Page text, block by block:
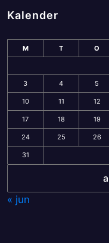
Kalender
M T O
3 4 5
10 11 12
17 18 19
24 25 26
31
« jun